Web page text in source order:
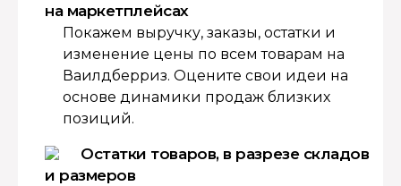
на маркетплейсах
Покажем выручку, заказы, остатки и
изменение цены по всем товарам на
Ваилдберриз. Оцените свои идеи на
основе динамики продаж близких
позиций.
Остатки товаров, в разрезе складов
и размеров